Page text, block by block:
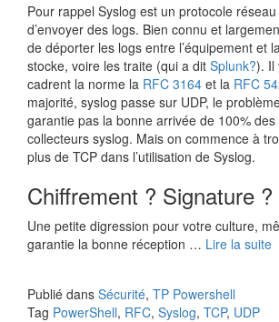
Pour rappel Syslog est un protocole
d’envoyer des logs. Bien connu et
de déporter les logs entre l’équipement et
stocke, voire les traite (qui a dit Splunk?). Il
cadrent la norme la RFC 3164 et la RFC
majorité, syslog passe sur UDP, le
garantie pas la bonne arrivée de 100%
collecteurs syslog. Mais on commence à
plus de TCP dans l’utilisation de Syslog.
Chiffrement ? Signature ?
Une petite digression pour votre culture,
garantie la bonne réception … Lire la suite
Publié dans Sécurité, TP Powershell
Tag PowerShell, RFC, Syslog, TCP, UDP